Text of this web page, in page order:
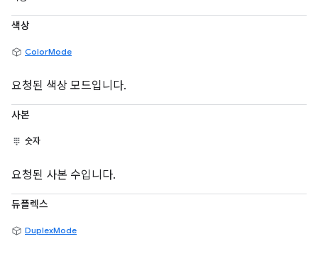
색상
ColorMode
요청된 색상 모드입니다.
사본
숫자
요청된 사본 수입니다.
듀플렉스
DuplexMode